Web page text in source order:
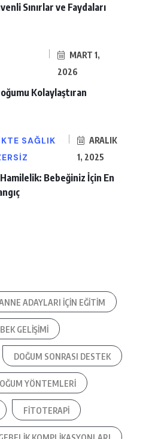
Sınırlar ve Faydaları
MART 1,
2026
Kolaylaştıran
SAĞLIK
ARALIK
1, 2025
Hamilelik: Bebeğiniz İçin En
ADAYLARI IÇIN EĞITIM
GELIŞIMI
DOĞUM SONRASI DESTEK
YÖNTEMLERI
FITOTERAPI